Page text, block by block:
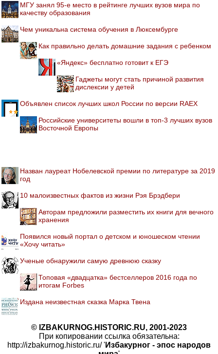
МГУ занял 95-е место в рейтинге лучших вузов мира по
качеству образования
Чем уникальна система обучения в Люксембурге
Как правильно делать домашние задания с ребенком
«Яндекс» бесплатно готовит к ЕГЭ
Гаджеты могут стать причиной развития
дислексии у детей
Объявлен список лучших школ России по версии RAEX
Российские университеты вошли в топ-3 лучших вузов
Восточной Европы
Назван лауреат Нобелевской премии по литературе за 2019
год
10 малоизвестных фактов из жизни Рэя Брэдбери
Авторам предложили разместить их книги для вечного
хранения
Появился новый портал о детском и юношеском чтении
«Хочу читать»
Ученые обнаружили самую древнюю сказку
Топовая «двадцатка» бестселлеров 2016 года по
итогам Forbes
Издана неизвестная сказка Марка Твена
© IZBAKURNOG.HISTORIC.RU, 2001-2023
При копировании ссылка обязательна:
http://izbakurnog.historic.ru/ 'Избакурног - эпос народов